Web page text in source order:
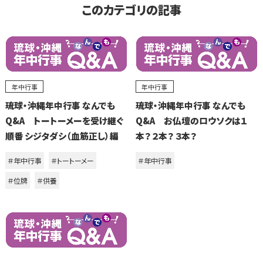
このカテゴリの記事
年中行事
琉球・沖縄年中行事 なんでも
Q&A トートーメーを受け継ぐ
順番 シジタダシ（血筋正し）編
＃年中行事
＃トートーメー
＃位牌
＃供養
年中行事
琉球・沖縄年中行事 なんでも
Q&A お仏壇のロウソクは１
本？ ２本？ ３本？
＃年中行事